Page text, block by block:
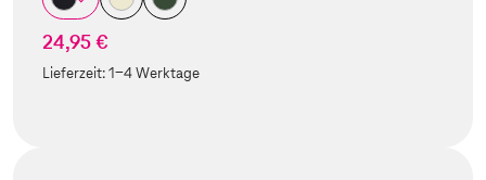
24,95 €
Lieferzeit:1-4 Werktage